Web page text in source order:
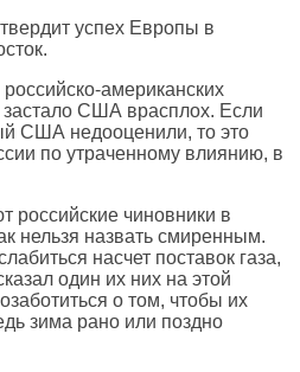
успех Европы в
американских
застало США врасплох. Если
США недооценили, то это
по утраченному влиянию, в
российские чиновники в
нельзя назвать смиренным.
насчет поставок газа,
один их них на этой
о том, чтобы их
зима рано или поздно